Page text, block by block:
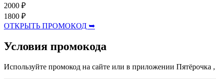
2000 ₽
1800 ₽
ОТКРЫТЬ ПРОМОКОД ➥
Условия промокода
Используйте промокод на сайте или в приложении